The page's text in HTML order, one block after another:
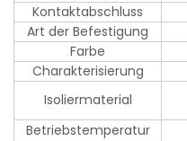
Kontaktabschluss
Art der Befestigung
Farbe
Charakterisierung
Isoliermaterial
Betriebstemperatur